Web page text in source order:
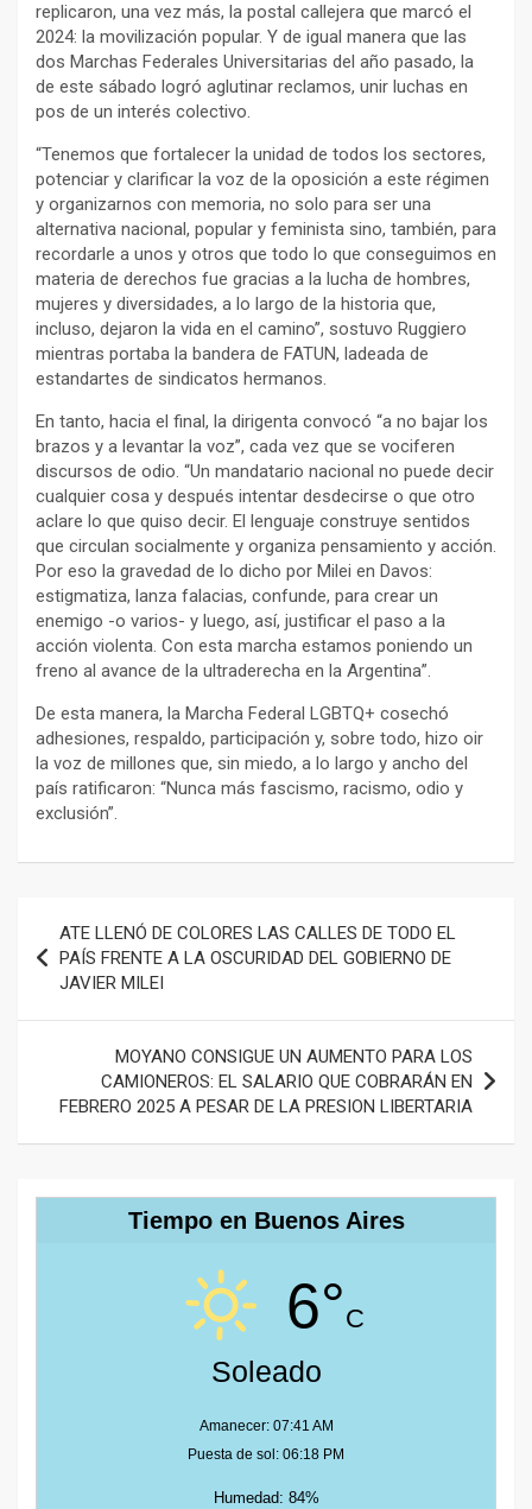
replicaron, una vez más, la postal callejera que marcó el
2024: la movilización popular. Y de igual manera que las
dos Marchas Federales Universitarias del año pasado, la
de este sábado logró aglutinar reclamos, unir luchas en
pos de un interés colectivo.
“Tenemos que fortalecer la unidad de todos los sectores,
potenciar y clarificar la voz de la oposición a este régimen
y organizarnos con memoria, no solo para ser una
alternativa nacional, popular y feminista sino, también, para
recordarle a unos y otros que todo lo que conseguimos en
materia de derechos fue gracias a la lucha de hombres,
mujeres y diversidades, a lo largo de la historia que,
incluso, dejaron la vida en el camino”, sostuvo Ruggiero
mientras portaba la bandera de FATUN, ladeada de
estandartes de sindicatos hermanos.
En tanto, hacia el final, la dirigenta convocó “a no bajar los
brazos y a levantar la voz”, cada vez que se vociferen
discursos de odio. “Un mandatario nacional no puede decir
cualquier cosa y después intentar desdecirse o que otro
aclare lo que quiso decir. El lenguaje construye sentidos
que circulan socialmente y organiza pensamiento y acción.
Por eso la gravedad de lo dicho por Milei en Davos:
estigmatiza, lanza falacias, confunde, para crear un
enemigo -o varios- y luego, así, justificar el paso a la
acción violenta. Con esta marcha estamos poniendo un
freno al avance de la ultraderecha en la Argentina”.
De esta manera, la Marcha Federal LGBTQ+ cosechó
adhesiones, respaldo, participación y, sobre todo, hizo oir
la voz de millones que, sin miedo, a lo largo y ancho del
país ratificaron: “Nunca más fascismo, racismo, odio y
exclusión”.
Navegación
de
entradas
ATE LLENÓ DE COLORES LAS CALLES DE TODO EL
PAÍS FRENTE A LA OSCURIDAD DEL GOBIERNO DE
JAVIER MILEI
MOYANO CONSIGUE UN AUMENTO PARA LOS
CAMIONEROS: EL SALARIO QUE COBRARÁN EN
FEBRERO 2025 A PESAR DE LA PRESION LIBERTARIA
Tiempo en Buenos Aires
6°C
Soleado
Amanecer: 07:41 AM
Puesta de sol: 06:18 PM
Humedad: 84%